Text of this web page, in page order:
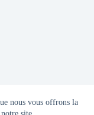
nous vous offrons la